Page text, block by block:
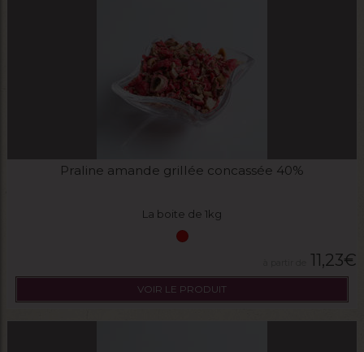
Praline amande grillée concassée 40%
La boite de 1kg
11,23€
VOIR LE PRODUIT